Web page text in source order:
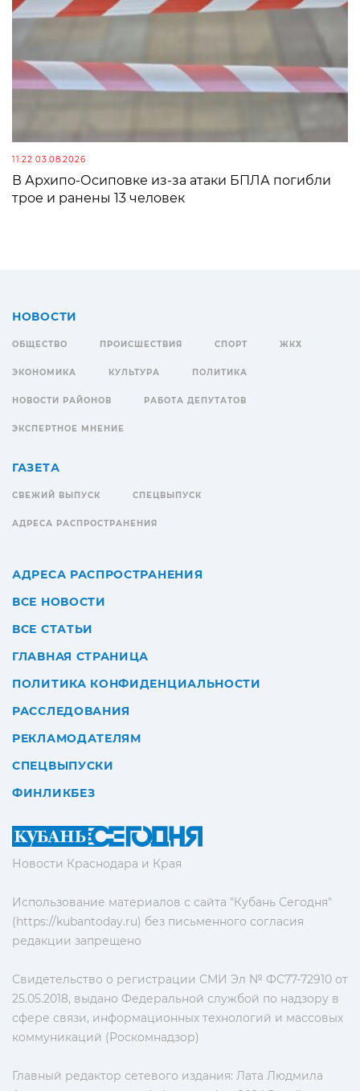
11:22 03.08.2026
В Архипо-Осиповке из-за атаки БПЛА погибли
трое и ранены 13 человек
Новости Краснодара и Края
Использование материалов с сайта "Кубань Сегодня"
(https://kubantoday.ru) без письменного согласия
редакции запрещено
Свидетельство о регистрации СМИ Эл № ФС77-72910 от
25.05.2018, выдано Федеральной службой по надзору в
сфере связи, информационных технологий и массовых
коммуникаций (Роскомнадзор)
Главный редактор сетевого издания: Лата Людмила
НОВОСТИ
ОБЩЕСТВО ПРОИСШЕСТВИЯ СПОРТ ЖКХ
ЭКОНОМИКА КУЛЬТУРА ПОЛИТИКА
НОВОСТИ РАЙОНОВ РАБОТА ДЕПУТАТОВ
ЭКСПЕРТНОЕ МНЕНИЕ
ГАЗЕТА
СВЕЖИЙ ВЫПУСК СПЕЦВЫПУСК
АДРЕСА РАСПРОСТРАНЕНИЯ
АДРЕСА РАСПРОСТРАНЕНИЯ
ВСЕ НОВОСТИ
ВСЕ СТАТЬИ
ГЛАВНАЯ СТРАНИЦА
ПОЛИТИКА КОНФИДЕНЦИАЛЬНОСТИ
РАССЛЕДОВАНИЯ
РЕКЛАМОДАТЕЛЯМ
СПЕЦВЫПУСКИ
ФИНЛИКБЕЗ